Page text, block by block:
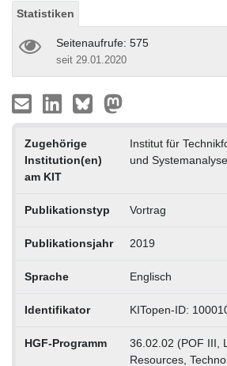
Statistiken
Seitenaufrufe: 575
seit 29.01.2020
Zugehörige
Institution(en)
am KIT
Institut für
und
Publikationstyp Vortrag
Publikationsjahr 2019
Sprache Englisch
Identifikator KITopen-ID:
HGF-Programm
36.02.02 (POF III,
Resources,